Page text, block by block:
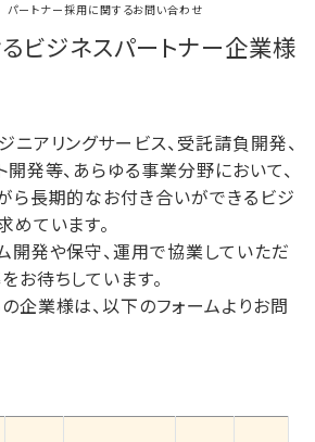
パートナー採用に関するお問い合わせ
ビジネスパートナー企業様
ニアリングサービス、受託請負開発、
開発等、あらゆる事業分野において、
ら長期的なお付き合いができるビジ
めています。
開発や保守、運用で協業していただ
お待ちしています。
企業様は、以下のフォームよりお問